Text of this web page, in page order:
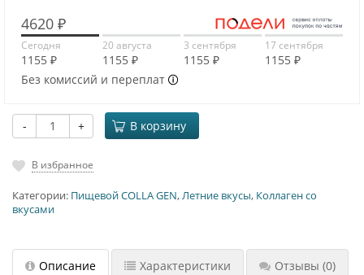
4620 ₽
Сегодня
1155 ₽
20 августа
1155 ₽
3 сентября
1155 ₽
17 сентября
1155 ₽
Без комиссий и переплат
- + В корзину
В избранное
Категории: Пищевой COLLA GEN,Летние вкусы, Коллаген со
вкусами
Описание Характеристики Отзывы (0)